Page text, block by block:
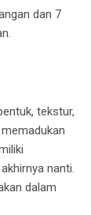
dan 7
tekstur,
nanti.
dalam